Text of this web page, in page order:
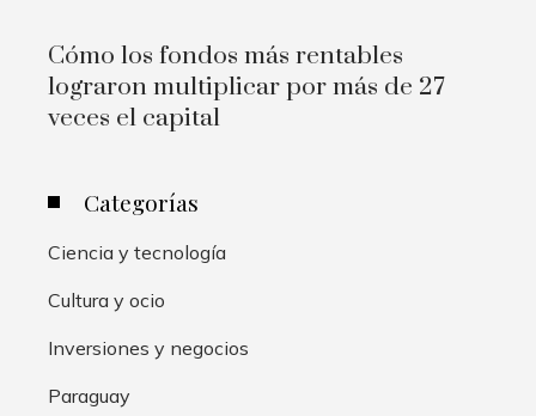
Cómo los fondos más rentables
lograron multiplicar por más de 27
veces el capital
Categorías
Ciencia y tecnología
Cultura y ocio
Inversiones y negocios
Paraguay